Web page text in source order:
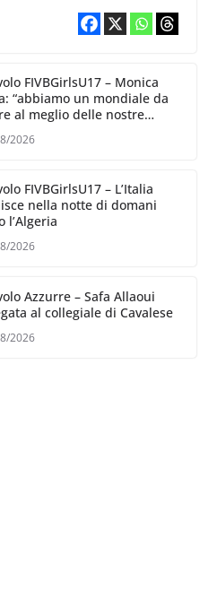
FIVBGirlsU17 – Monica
“abbiamo un mondiale da
al meglio delle nostre
2026
FIVBGirlsU17 – L’Italia
nella notte di domani
l’Algeria
2026
Azzurre – Safa Allaoui
al collegiale di Cavalese
2026